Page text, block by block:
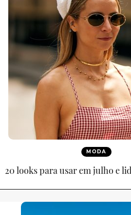
MODA
20 looks para usar em julho e